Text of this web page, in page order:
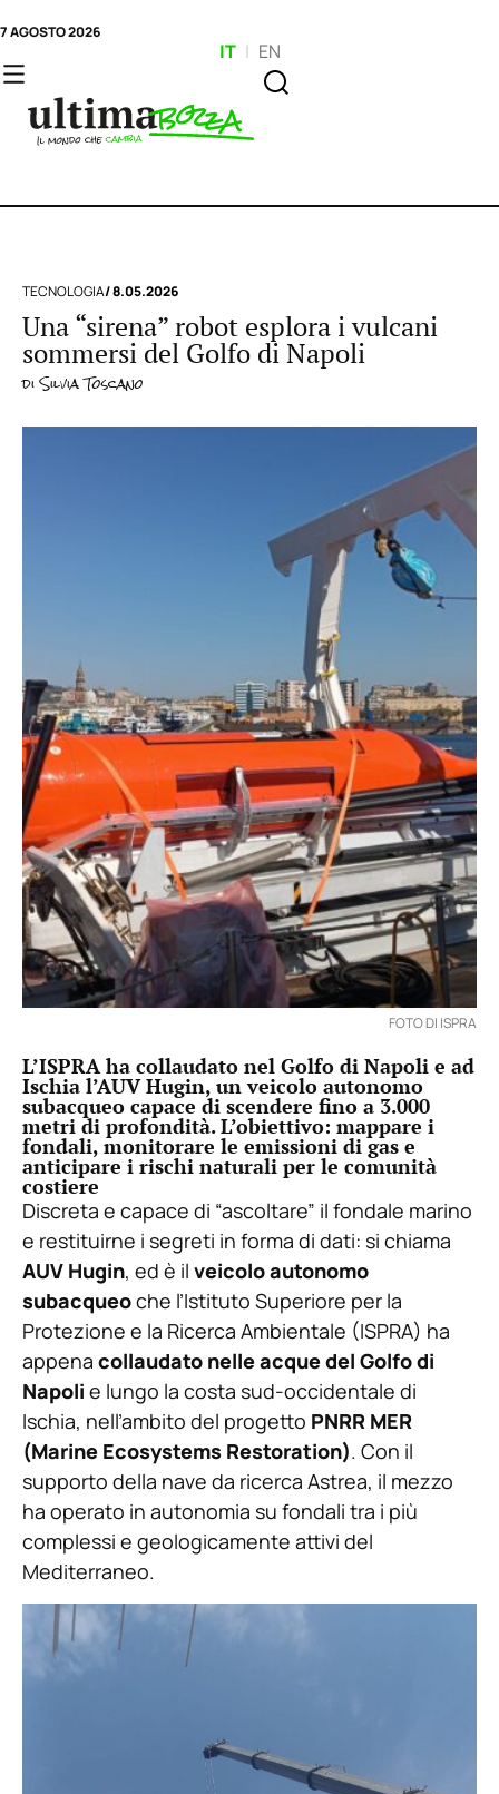
7 AGOSTO 2026
IT | EN
TECNOLOGIA/ 8.05.2026
Una “sirena” robot esplora i vulcani
sommersi del Golfo di Napoli
diSilvia Toscano
FOTO DI ISPRA
L’ISPRA ha collaudato nel Golfo di Napoli e ad
Ischia l’AUV Hugin, un veicolo autonomo
subacqueo capace di scendere fino a 3.000
metri di profondità. L’obiettivo: mappare i
fondali, monitorare le emissioni di gas e
anticipare i rischi naturali per le comunità
costiere
Discreta e capace di “ascoltare” il fondale marino
e restituirne i segreti in forma di dati: si chiama
AUV Hugin, ed è il veicolo autonomo
subacqueoche l’Istituto Superiore per la
Protezione e la Ricerca Ambientale (ISPRA) ha
appena collaudato nelle acque del Golfo di
Napoli e lungo la costa sud-occidentale di
Ischia, nell’ambito del progetto PNRR MER
(Marine Ecosystems Restoration). Con il
supporto della nave da ricerca Astrea, il mezzo
ha operato in autonomia su fondali tra i più
complessi e geologicamente attivi del
Mediterraneo.